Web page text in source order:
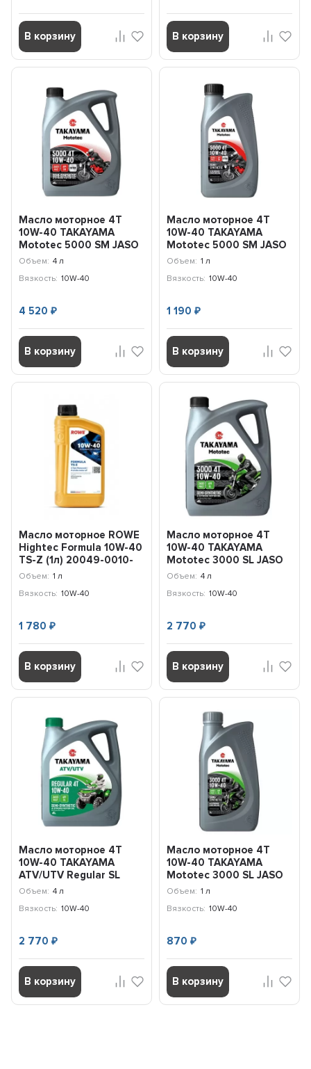
В корзину В корзину
Масло моторное 4T
10W-40 TAKAYAMA
Mototec 5000 SM JASO
MA-2 (4л) 6056122
Объем: 4 л
Вязкость: 10W-40
4 520₽
В корзину
Масло моторное 4T
10W-40 TAKAYAMA
Mototec 5000 SM JASO
MA-2 (1л) 6056099
Объем: 1 л
Вязкость: 10W-40
1 190 ₽
В корзину
Масло моторное ROWE
Hightес Formula 10W-40
TS-Z (1л) 20049-0010-
99
Объем: 1 л
Вязкость: 10W-40
1 780₽
В корзину
Масло моторное 4T
10W-40 TAKAYAMA
Mototec 3000 SL JASO
MA-2 (4л) 6056121
Объем: 4 л
Вязкость: 10W-40
2 770 ₽
В корзину
Масло моторное 4T
10W-40 TAKAYAMA
ATV/UTV Regular SL
JASO MA-2 (4л) 6056118
Объем: 4 л
Вязкость: 10W-40
2 770₽
В корзину
Масло моторное 4T
10W-40 TAKAYAMA
Mototec 3000 SL JASO
MA-2 (1л) 6056098
Объем: 1 л
Вязкость: 10W-40
870 ₽
В корзину